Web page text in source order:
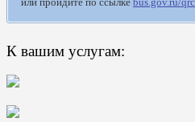
К вашим услугам: